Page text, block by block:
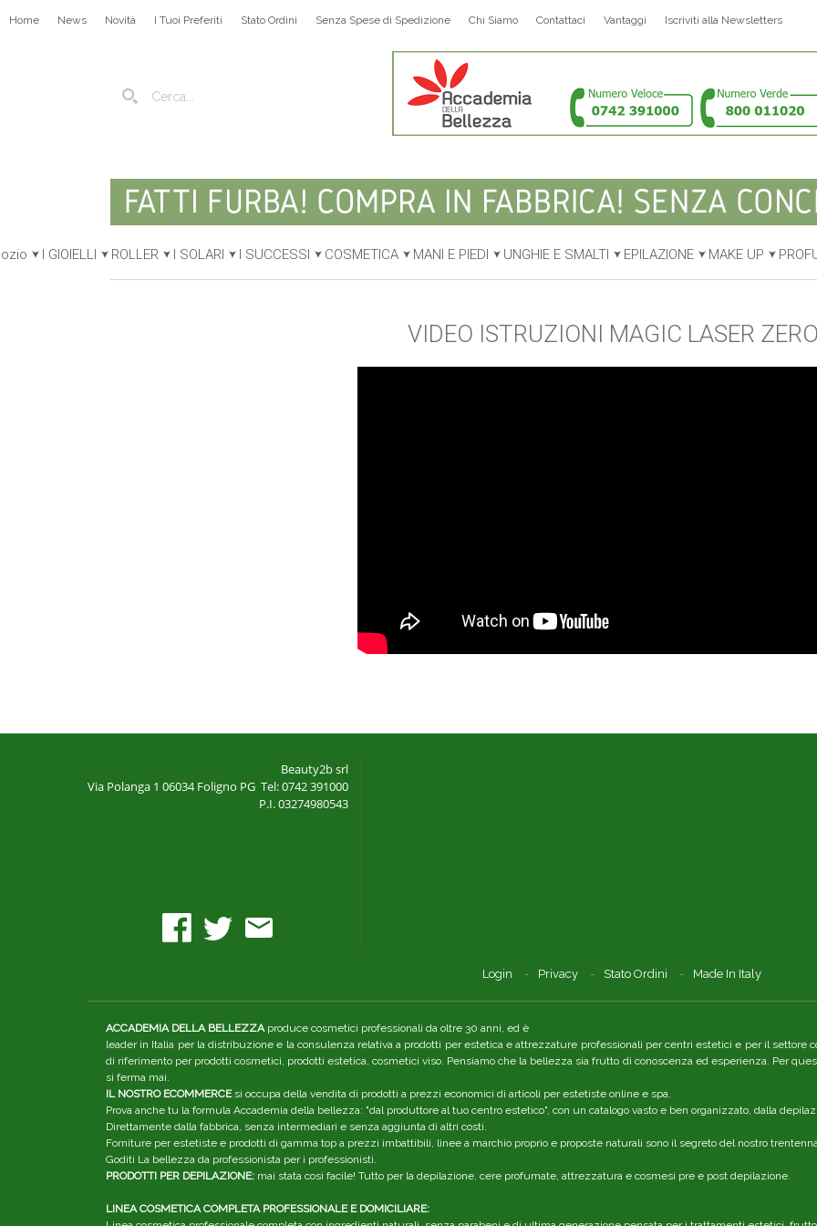
Home News Novità I Tuoi Preferiti Stato Ordini Senza Spese di Spedizione Chi Siamo Contattaci Vantaggi Iscriviti alla Newsletters
I GIOIELLI ROLLER I SOLARI I SUCCESSI COSMETICA MANI E PIEDI UNGHIE E SMALTI EPILAZIONE MAKE UP
VIDEO ISTRUZIONI MAGIC LASER ZERO
Beauty2b srl
Via Polanga 1 06034 Foligno PG Tel: 0742 391000
P.I. 03274980543
Login Privacy Stato Ordini Made In Italy
ACCADEMIA DELLA BELLEZZAproduce cosmetici professionali da oltre 30 anni, ed è
leader in Italia per la distribuzione e la consulenza relativa a prodotti per estetica e attrezzature professionali per centri estetici e per il settore
di riferimento per prodotti cosmetici, prodotti estetica, cosmetici viso. Pensiamo che la bellezza sia frutto di conoscenza ed esperienza. Per
si ferma mai.
IL NOSTRO ECOMMERCEsi occupa della vendita di prodotti a prezzi economici di articoli per estetiste online e spa.
Prova anche tu la formula Accademia della bellezza: "dal produttore al tuo centro estetico", con un catalogo vasto e ben organizzato, dalla
Direttamente dalla fabbrica, senza intermediari e senza aggiunta di altri costi.
Forniture per estetiste e prodotti di gamma top a prezzi imbattibili, linee a marchio proprio e proposte naturali sono il segreto del nostro
Goditi La bellezza da professionista per i professionisti.
PRODOTTI PER DEPILAZIONE: mai stata così facile! Tutto per la depilazione, cere profumate, attrezzatura e cosmesi pre e post depilazione.
LINEA COSMETICA COMPLETA PROFESSIONALE E DOMICILIARE: